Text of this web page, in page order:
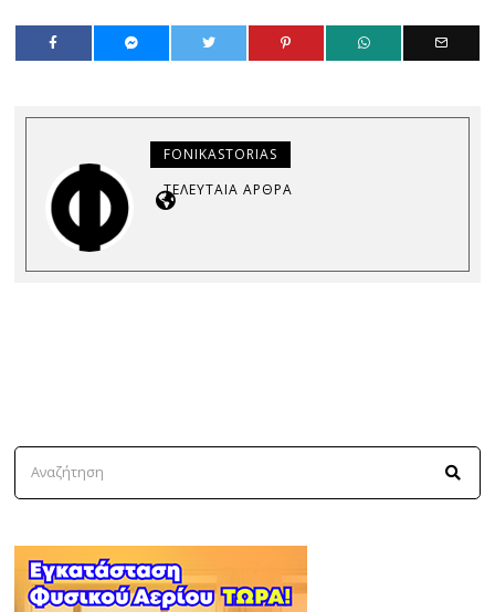
FONIKASTORIAS
ΤΕΛΕΥΤΑΊΑ ΆΡΘΡΑ